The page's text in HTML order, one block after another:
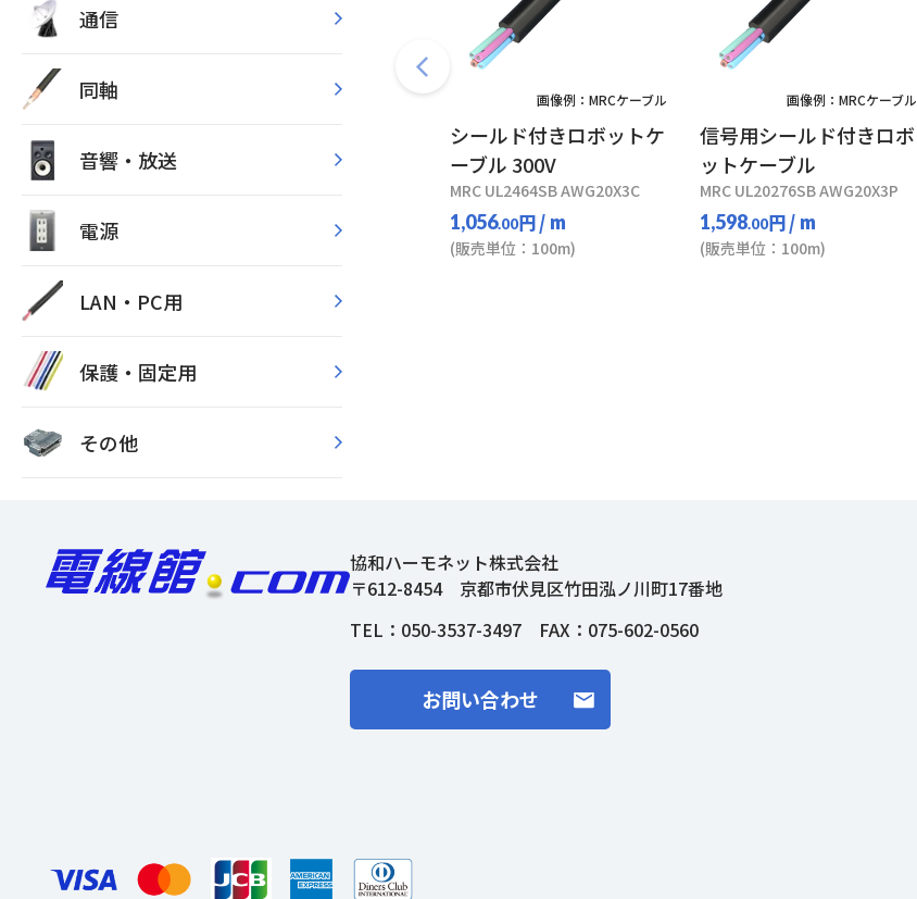
通信
同軸
音響・放送
電源
LAN・PC用
保護・固定用
その他
画像例：MRCケーブル
シールド付きロボットケ
ーブル 300V
MRC UL2464SB AWG20X3C
1,056.00円/ m
(販売単位：100m)
画像例：MRCケーブル
信号用シールド付きロボ
ットケーブル
MRC UL20276SB AWG20X3P
1,598.00円/ m
(販売単位：100m)
協和ハーモネット株式会社
〒612-8454 京都市伏見区竹田泓ノ川町17番地
TEL： 050-3537-3497 FAX：075-602-0560
お問い合わせ